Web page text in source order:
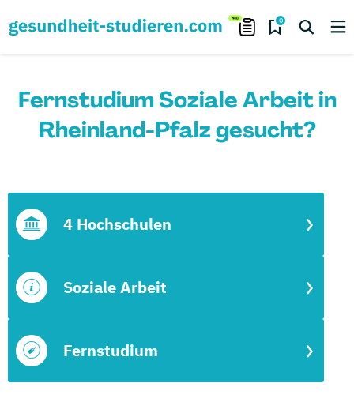
0
Fernstudium Soziale Arbeit in
Rheinland-Pfalz gesucht?
Fernstudium
Soziale Arbeit
4 Hochschulen